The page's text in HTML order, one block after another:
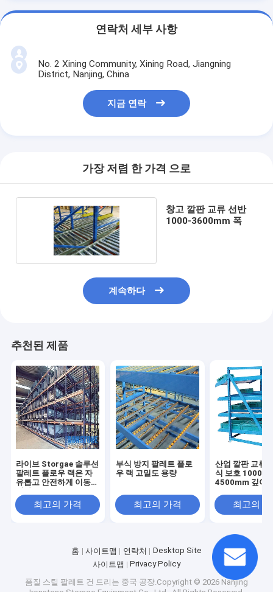
연락처 세부 사항
No. 2 Xining Community, Xining Road, Jiangning
District, Nanjing, China
지금 연락
가장 저렴 한 가격 으로
창고 깔판 교류 선반
1000-3600mm 폭
계속하다
추천된 제품
라이브 Storgae 솔루션
팔레트 플로우 랙은 자
유롭고 안전하게 이동합
최고의 가격
부식 방지 팔레트 플로
우 랙 고밀도 용량
최고의 가격
산업 깔판 교류
식 보호 1000-
4500mm 깊이
최고의
홈 사이트맵 연락처
Desktop Site
사이트맵
Privacy Policy
품질 스틸 팔레트 건 드리는 중국 공장.Copyright © 2026 Nanjing